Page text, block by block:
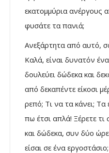
εκατομμύρια ανέργους
φυσάτε τα πανιά;
Ανεξάρτητα από αυτό,
Καλά, είναι δυνατόν
δουλεύει δώδεκα και
από δεκαπέντε είκοσι
ρεπό; Τι να τα κάνει; Τα
πω έτσι απλά! Ξέρετε τι
και δώδεκα, συν δύο
είσαι σε ένα